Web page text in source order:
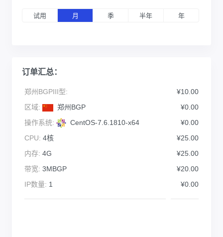
试用 月 季 半年 年
订单汇总：
郑州BGPIII型:
¥10.00
区域:
郑州BGP
¥0.00
操作系统:
CentOS-7.6.1810-x64
¥0.00
CPU: 4核
¥25.00
内存: 4G
¥25.00
带宽: 3MBGP
¥20.00
IP数量: 1 ¥0.00